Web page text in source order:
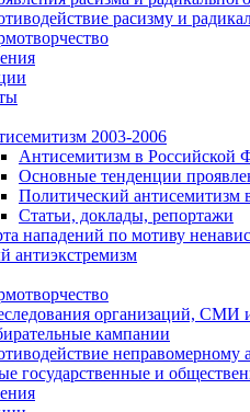
расизму и
2003-2006
Антисемитизм в Российской
Основные тенденции
Политический антисемитизм
Статьи, доклады, репортажи
нападений по мотиву
антиэкстремизм
организаций, СМИ
кампании
неправомерному
государственные и